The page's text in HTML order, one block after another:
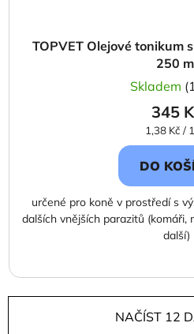
TOPVET Olejové tonikum
250
Skladem
345
Měrná
cena:
1,38 Kč /
DO
určené pro koně v prostředí s
dalších vnějších parazitů (komáři,
další)
NAČÍST 12